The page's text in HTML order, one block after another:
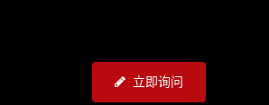
立即询问